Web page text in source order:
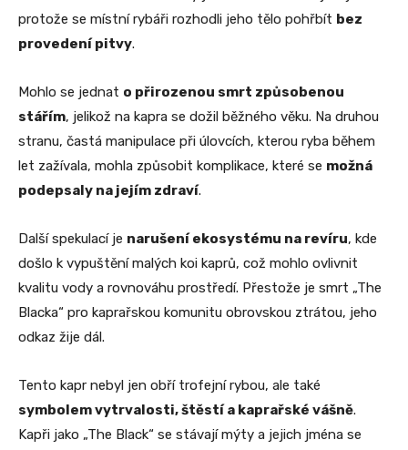
protože se místní rybáři rozhodli jeho tělo pohřbít bez
provedení pitvy.
Mohlo se jednat o přirozenou smrt způsobenou
stářím, jelikož na kapra se dožil běžného věku. Na druhou
stranu, častá manipulace při úlovcích, kterou ryba během
let zažívala, mohla způsobit komplikace, které se možná
podepsaly na jejím zdraví.
Další spekulací je narušení ekosystému na revíru, kde
došlo k vypuštění malých koi kaprů, což mohlo ovlivnit
kvalitu vody a rovnováhu prostředí. Přestože je smrt „The
Blacka“ pro kaprařskou komunitu obrovskou ztrátou, jeho
odkaz žije dál.
Tento kapr nebyl jen obří trofejní rybou, ale také
symbolem vytrvalosti, štěstí a kaprařské vášně.
Kapři jako „The Black“ se stávají mýty a jejich jména se